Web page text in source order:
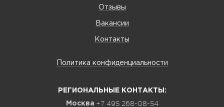
Отзывы
Вакансии
Контакты
Политика конфиденциальности
РЕГИОНАЛЬНЫЕ КОНТАКТЫ:
Москва +7 495 268-08-54